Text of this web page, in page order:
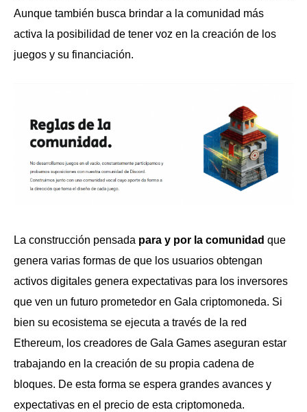
Aunque también busca brindar a la comunidad más
activa la posibilidad de tener voz en la creación de los
juegos y su financiación.
La construcción pensada para y por la comunidad que
genera varias formas de que los usuarios obtengan
activos digitales genera expectativas para los inversores
que ven un futuro prometedor en Gala criptomoneda. Si
bien su ecosistema se ejecuta a través de la red
Ethereum, los creadores de Gala Games aseguran estar
trabajando en la creación de su propia cadena de
bloques. De esta forma se espera grandes avances y
expectativas en el precio de esta criptomoneda.